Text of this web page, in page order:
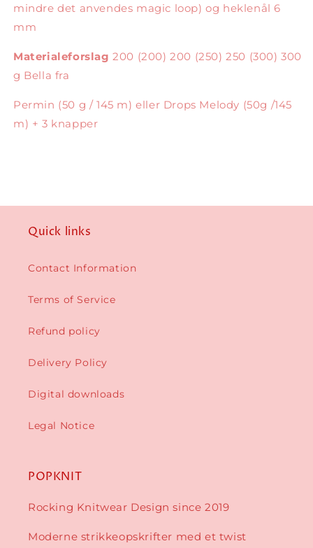
mindre det anvendes magic loop) og heklenål 6
mm
Materialeforslag 200 (200) 200 (250) 250 (300) 300
g Bella fra
Permin (50 g / 145 m) eller Drops Melody (50g /145
m) + 3 knapper
Quick links
Contact Information
Terms of Service
Refund policy
Delivery Policy
Digital downloads
Legal Notice
POPKNIT
Rocking Knitwear Design since 2019
Moderne strikkeopskrifter med et twist